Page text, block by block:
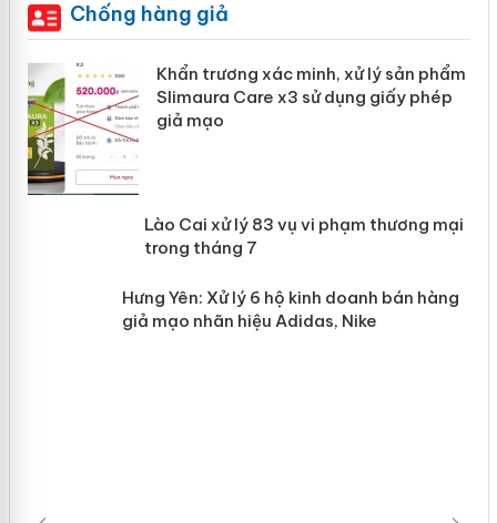
Chống hàng giả
Khẩn trương xác minh, xử lý sản phẩm
Slimaura Care x3 sử dụng giấy phép
giả mạo
Lào Cai xử lý 83 vụ vi phạm thương
mại trong tháng 7